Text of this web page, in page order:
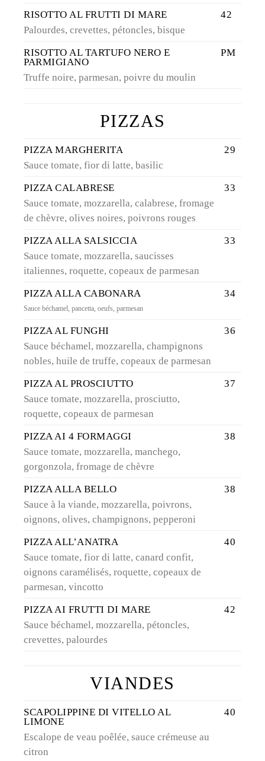
RISOTTO AL FRUTTI DI MARE
Palourdes, crevettes, pétoncles, bisque
42
RISOTTO AL TARTUFO NERO E
PARMIGIANO
Truffe noire, parmesan, poivre du moulin
PM
PIZZAS
PIZZA MARGHERITA
Sauce tomate, fior di latte, basilic
29
PIZZA CALABRESE
Sauce tomate, mozzarella, calabrese, fromage
de chèvre, olives noires, poivrons rouges
33
PIZZA ALLA SALSICCIA
Sauce tomate, mozzarella, saucisses
italiennes, roquette, copeaux de parmesan
33
PIZZA ALLA CABONARA
Sauce béchamel, pancetta, oeufs, parmesan
34
PIZZA AL FUNGHI
Sauce béchamel, mozzarella, champignons
nobles, huile de truffe, copeaux de parmesan
36
PIZZA AL PROSCIUTTO
Sauce tomate, mozzarella, prosciutto,
roquette, copeaux de parmesan
37
PIZZA AI 4 FORMAGGI
Sauce tomate, mozzarella, manchego,
gorgonzola, fromage de chèvre
38
PIZZA ALLA BELLO
Sauce à la viande, mozzarella, poivrons,
oignons, olives, champignons, pepperoni
38
PIZZA ALL’ANATRA
Sauce tomate, fior di latte, canard confit,
oignons caramélisés, roquette, copeaux de
parmesan, vincotto
40
PIZZA AI FRUTTI DI MARE
Sauce béchamel, mozzarella, pétoncles,
crevettes, palourdes
42
VIANDES
SCAPOLIPPINE DI VITELLO AL
LIMONE
Escalope de veau poêlée, sauce crémeuse au
citron
40